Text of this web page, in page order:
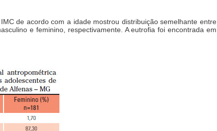
de acordo com a idade mostrou distribuição semelhante entre
e feminino, respectivamente. A eutrofia foi encontrada em